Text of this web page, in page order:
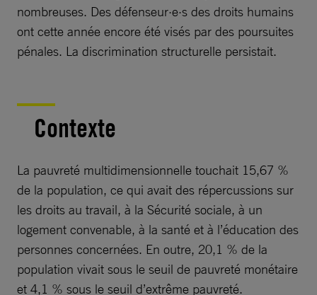
nombreuses. Des défenseur·e·s des droits humains
ont cette année encore été visés par des poursuites
pénales. La discrimination structurelle persistait.
Contexte
La pauvreté multidimensionnelle touchait 15,67 %
de la population, ce qui avait des répercussions sur
les droits au travail, à la Sécurité sociale, à un
logement convenable, à la santé et à l’éducation des
personnes concernées. En outre, 20,1 % de la
population vivait sous le seuil de pauvreté monétaire
et 4,1 % sous le seuil d’extrême pauvreté.